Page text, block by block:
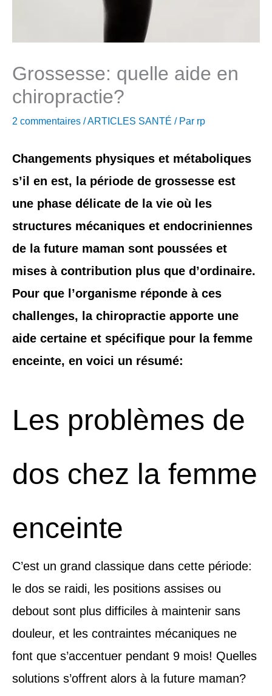
r
e
e
Grossesse: quelle aide en
chiropractie?
2 commentaires /ARTICLES SANTÉ / Par rp
Changements physiques et métaboliques
s’il en est, la période de grossesse est
une phase délicate de la vie où les
structures mécaniques et endocriniennes
de la future maman sont poussées et
mises à contribution plus que d’ordinaire.
Pour que l’organisme réponde à ces
challenges, la chiropractie apporte une
aide certaine et spécifique pour la femme
enceinte, en voici un résumé:
Les problèmes de
dos chez la femme
enceinte
C’est un grand classique dans cette période:
le dos se raidi, les positions assises ou
debout sont plus difficiles à maintenir sans
douleur, et les contraintes mécaniques ne
font que s’accentuer pendant 9 mois! Quelles
solutions s’offrent alors à la future maman?